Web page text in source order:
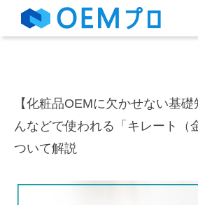
【化粧品OEMに欠かせない基
んなどで使われる「キレート（
ついて解説